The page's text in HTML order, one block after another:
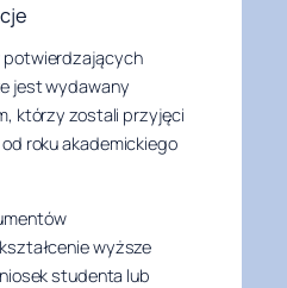
potwierdzających
jest wydawany
którzy zostali przyjęci
roku akademickiego
wyższe
studenta lub